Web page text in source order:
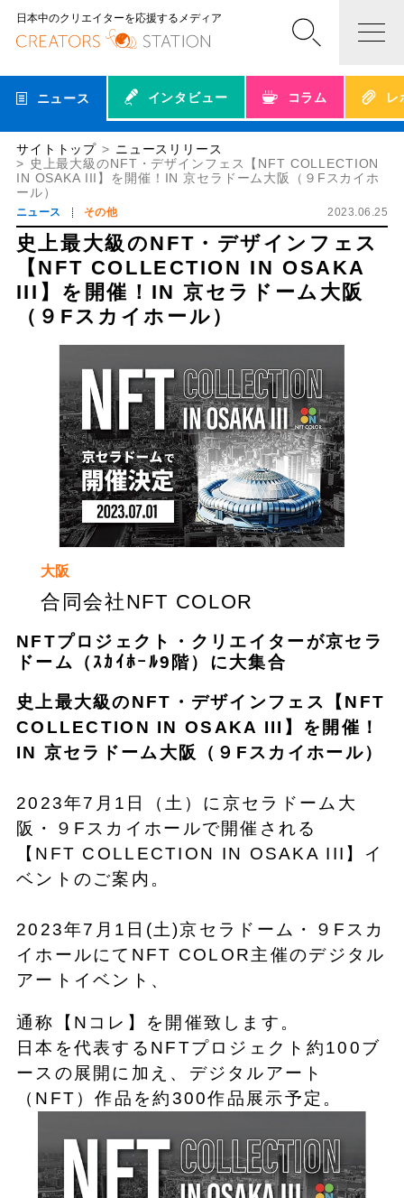
日本中のクリエイターを応援するメディア
ニュース インタビュー コラム レ
サイトトップ
ニュースリリース
史上最大級のNFT・デザインフェス【NFT COLLECTION
IN OSAKA III】を開催！IN 京セラドーム大阪（９Fスカイホ
ール）
ニュース その他 2023.06.25
史上最大級のNFT・デザインフェス
【NFT COLLECTION IN OSAKA
III】を開催！IN 京セラドーム大阪
（９Fスカイホール）
大阪
合同会社NFT COLOR
NFTプロジェクト・クリエイターが京セラ
ドーム（ｽｶｲﾎｰﾙ9階）に大集合
史上最大級のNFT・デザインフェス【NFT
COLLECTION IN OSAKA III】を開催！
IN 京セラドーム大阪（９Fスカイホール）
2023年7月1日（土）に京セラドーム大
阪・９Fスカイホールで開催される
【NFT COLLECTION IN OSAKA III】イ
ベントのご案内。
2023年7月1日(土)京セラドーム・９Fスカ
イホールにてNFT COLOR主催のデジタル
アートイベント、
通称【Nコレ】を開催致します。
日本を代表するNFTプロジェクト約100ブ
ースの展開に加え、デジタルアート
（NFT）作品を約300作品展示予定。